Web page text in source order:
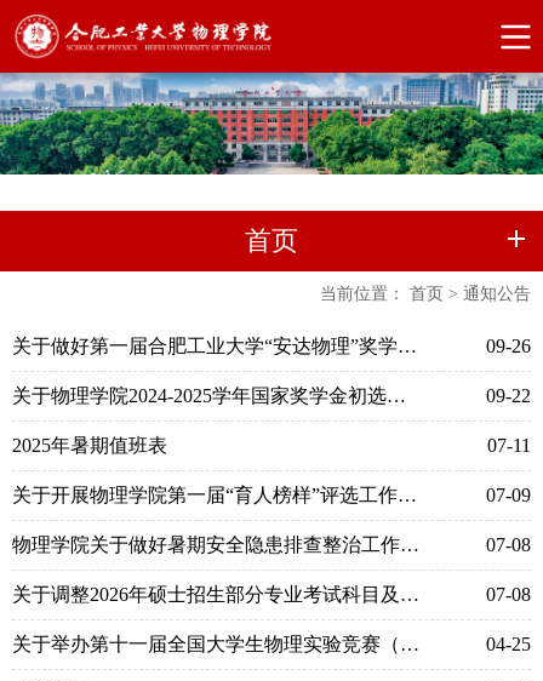
首页
当前位置： 首页 > 通知公告
关于做好第一届合肥工业大学“安达物理”奖学金评选工作的通知 09-26
关于物理学院2024-2025学年国家奖学金初选答辩的通知 09-22
2025年暑期值班表 07-11
关于开展物理学院第一届“育人榜样”评选工作的通知 07-09
物理学院关于做好暑期安全隐患排查整治工作的通知 07-08
关于调整2026年硕士招生部分专业考试科目及内容的通知 07-08
关于举办第十一届全国大学生物理实验竞赛（教学）选拔赛的通知 04-25